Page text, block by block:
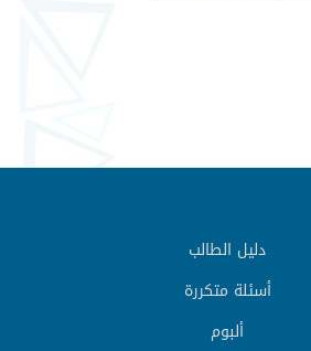
دليل الطالب
أسئلة متكررة
ألبوم